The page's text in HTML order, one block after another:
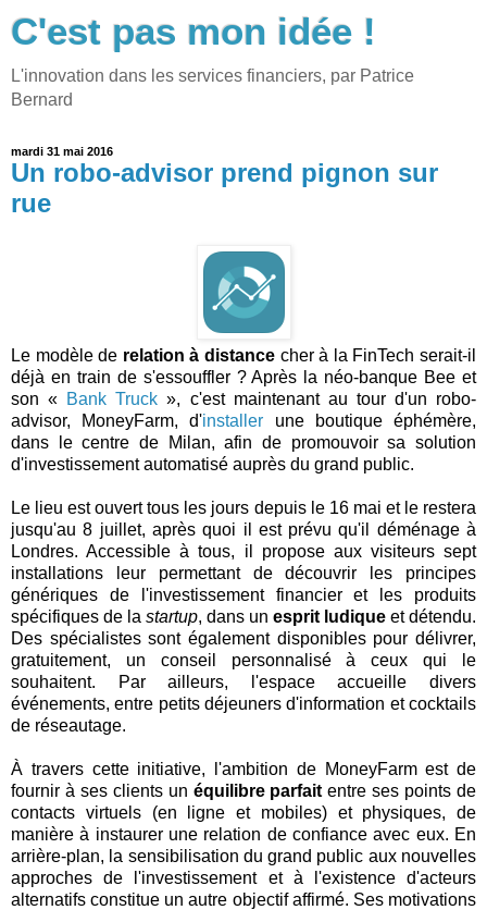
C'est pas mon idée !
L'innovation dans les services financiers, par Patrice
Bernard
mardi 31 mai 2016
Un robo-advisor prend pignon sur
rue
Le modèle de relation à distance cher à la FinTech serait-il
déjà en train de s'essouffler ? Après la néo-banque Bee et
son « Bank Truck », c'est maintenant au tour d'un robo-
advisor, MoneyFarm, d'installer une boutique éphémère,
dans le centre de Milan, afin de promouvoir sa solution
d'investissement automatisé auprès du grand public.
Le lieu est ouvert tous les jours depuis le 16 mai et le restera
jusqu'au 8 juillet, après quoi il est prévu qu'il déménage à
Londres. Accessible à tous, il propose aux visiteurs sept
installations leur permettant de découvrir les principes
génériques de l'investissement financier et les produits
spécifiques de la startup, dans un esprit ludique et détendu.
Des spécialistes sont également disponibles pour délivrer,
gratuitement, un conseil personnalisé à ceux qui le
souhaitent. Par ailleurs, l'espace accueille divers
événements, entre petits déjeuners d'information et cocktails
de réseautage.
À travers cette initiative, l'ambition de MoneyFarm est de
fournir à ses clients un équilibre parfait entre ses points de
contacts virtuels (en ligne et mobiles) et physiques, de
manière à instaurer une relation de confiance avec eux. En
arrière-plan, la sensibilisation du grand public aux nouvelles
approches de l'investissement et à l'existence d'acteurs
alternatifs constitue un autre objectif affirmé. Ses motivations